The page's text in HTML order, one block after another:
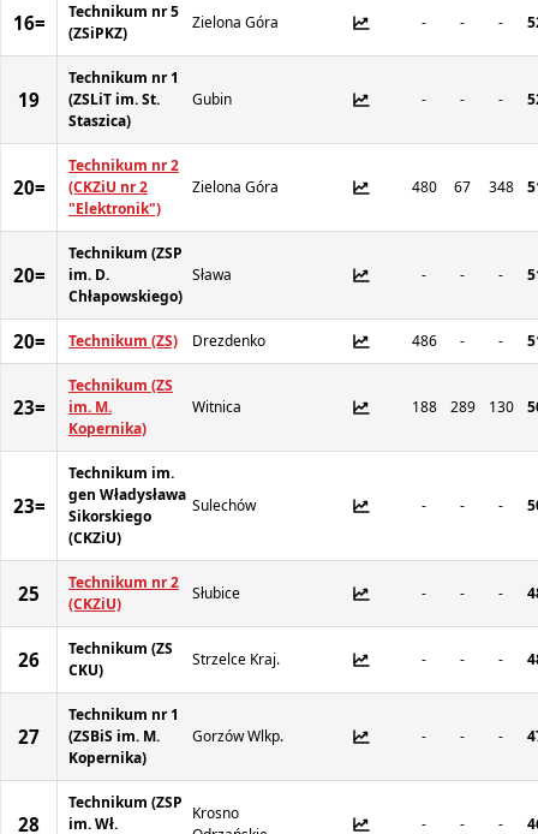
16=
Technikum nr 5
(ZSiPKZ)
Zielona Góra - - -
19
Technikum nr 1
(ZSLiT im. St.
Staszica)
Gubin - - -
20=
Technikum nr 2
(CKZiU nr 2
"Elektronik")
Zielona Góra 480 67 348
20=
Technikum (ZSP
im. D.
Chłapowskiego)
Sława - - -
20= Technikum (ZS) Drezdenko 486 - -
23=
Technikum (ZS
im. M.
Kopernika)
Witnica 188 289 130
23=
Technikum im.
gen Władysława
Sikorskiego
(CKZiU)
Sulechów - - -
25
Technikum nr 2
(CKZiU)
Słubice - - -
26
Technikum (ZS
CKU)
Strzelce Kraj. - - -
27
Technikum nr 1
(ZSBiS im. M.
Kopernika)
Gorzów Wlkp. - - -
28
Technikum (ZSP
im. Wł.
Krosno
- - -